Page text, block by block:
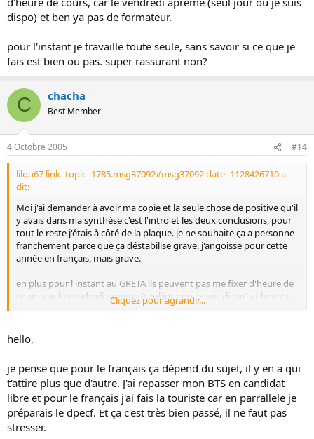
dispo) et ben ya pas de formateur.
pour l'instant je travaille toute seule, sans savoir si ce que je
fais est bien ou pas. super rassurant non?
C chacha
Best Member
4 Octobre 2005 #14
lilou67 link=topic=1785.msg37092#msg37092 date=1128426710 a
dit:
Moi j'ai demander à avoir ma copie et la seule chose de positive qu'il
y avais dans ma synthèse c'est l'intro et les deux conclusions, pour
tout le reste j'étais à côté de la plaque. je ne souhaite ça a personne
franchement parce que ça déstabilise grave, j'angoisse pour cette
année en français, mais grave.
en plus pour l'instant au GRETA ils peuvent pas me fixer d'heure de
cours, car le vendredi apreme (seul jour ou je suis dispo) et ben ya
pas de formateur.
pour l'instant je travaille toute seule, sans savoir si ce que je fais est
bien ou pas. super rassurant non?
Cliquez pour agrandir...
hello,
je pense que pour le français ça dépend du sujet, il y en a qui
t'attire plus que d'autre. J'ai repasser mon BTS en candidat
libre et pour le français j'ai fais la touriste car en parrallele je
préparais le dpecf. Et ça c'est très bien passé, il ne faut pas
stresser.